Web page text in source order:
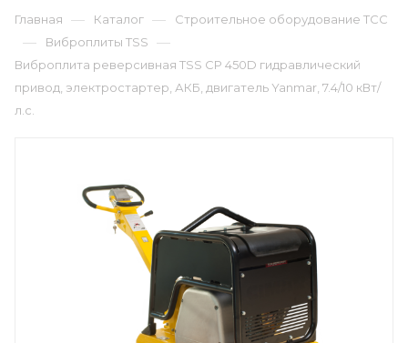
Главная — Каталог — Строительное оборудование ТСС
— Виброплиты TSS —
Виброплита реверсивная TSS CP 450D гидравлический
привод, электростартер, АКБ, двигатель Yanmar, 7.4/10 кВт/
л.с.